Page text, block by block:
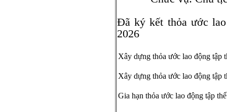
Đã ký kết thỏa ước
2026
Xây dựng thỏa ước lao động tập
Xây dựng thỏa ước lao động tập
Gia hạn thỏa ước lao động tập thể